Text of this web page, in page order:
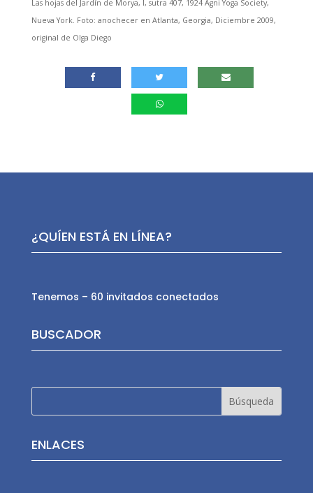
Las hojas del Jardín de Morya, I, sutra 407, 1924 Agni Yoga Society,
Nueva York. Foto: anochecer en Atlanta, Georgia, Diciembre 2009,
original de Olga Diego
¿QUÍEN ESTÁ EN LÍNEA?
Tenemos – 60 invitados conectados
BUSCADOR
ENLACES